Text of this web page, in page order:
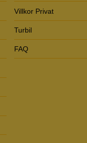
Villkor Privat
Turbil
FAQ